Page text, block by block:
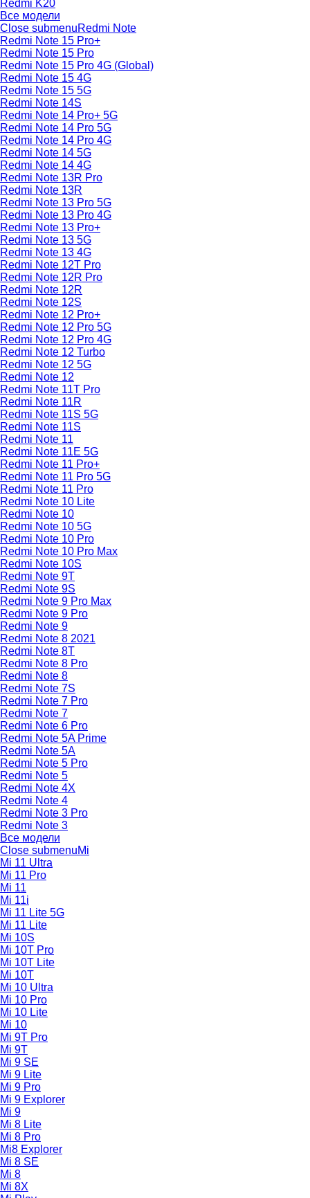
Redmi K20
Все модели
Close submenuRedmi Note
Redmi Note 15 Pro+
Redmi Note 15 Pro
Redmi Note 15 Pro 4G (Global)
Redmi Note 15 4G
Redmi Note 15 5G
Redmi Note 14S
Redmi Note 14 Pro+ 5G
Redmi Note 14 Pro 5G
Redmi Note 14 Pro 4G
Redmi Note 14 5G
Redmi Note 14 4G
Redmi Note 13R Pro
Redmi Note 13R
Redmi Note 13 Pro 5G
Redmi Note 13 Pro 4G
Redmi Note 13 Pro+
Redmi Note 13 5G
Redmi Note 13 4G
Redmi Note 12T Pro
Redmi Note 12R Pro
Redmi Note 12R
Redmi Note 12S
Redmi Note 12 Pro+
Redmi Note 12 Pro 5G
Redmi Note 12 Pro 4G
Redmi Note 12 Turbo
Redmi Note 12 5G
Redmi Note 12
Redmi Note 11T Pro
Redmi Note 11R
Redmi Note 11S 5G
Redmi Note 11S
Redmi Note 11
Redmi Note 11E 5G
Redmi Note 11 Pro+
Redmi Note 11 Pro 5G
Redmi Note 11 Pro
Redmi Note 10 Lite
Redmi Note 10
Redmi Note 10 5G
Redmi Note 10 Pro
Redmi Note 10 Pro Max
Redmi Note 10S
Redmi Note 9T
Redmi Note 9S
Redmi Note 9 Pro Max
Redmi Note 9 Pro
Redmi Note 9
Redmi Note 8 2021
Redmi Note 8T
Redmi Note 8 Pro
Redmi Note 8
Redmi Note 7S
Redmi Note 7 Pro
Redmi Note 7
Redmi Note 6 Pro
Redmi Note 5A Prime
Redmi Note 5A
Redmi Note 5 Pro
Redmi Note 5
Redmi Note 4X
Redmi Note 4
Redmi Note 3 Pro
Redmi Note 3
Все модели
Close submenuMi
Mi 11 Ultra
Mi 11 Pro
Mi 11
Mi 11i
Mi 11 Lite 5G
Mi 11 Lite
Mi 10S
Mi 10T Pro
Mi 10T Lite
Mi 10T
Mi 10 Ultra
Mi 10 Pro
Mi 10 Lite
Mi 10
Mi 9T Pro
Mi 9T
Mi 9 SE
Mi 9 Lite
Mi 9 Pro
Mi 9 Explorer
Mi 9
Mi 8 Lite
Mi 8 Pro
Mi8 Explorer
Mi 8 SE
Mi 8
Mi 8X